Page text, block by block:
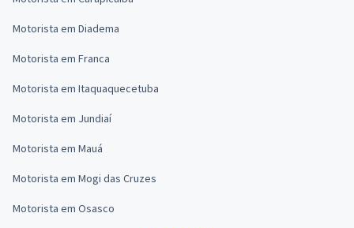
Motorista em Diadema
Motorista em Franca
Motorista em Itaquaquecetuba
Motorista em Jundiaí
Motorista em Mauá
Motorista em Mogi das Cruzes
Motorista em Osasco